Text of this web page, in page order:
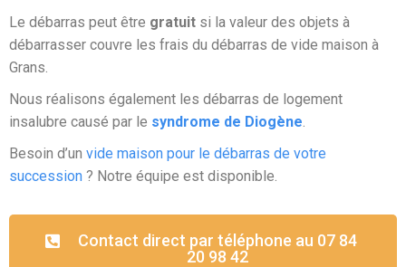
Le débarras peut être gratuit si la valeur des objets à
débarrasser couvre les frais du débarras de vide maison à
Grans.
Nous réalisons également les débarras de logement
insalubre causé par le syndrome de Diogène
Besoin d’un vide maison pour le débarras de votre
succession ? Notre équipe est disponible.
Contact direct par téléphone au 07 84
20 98 42